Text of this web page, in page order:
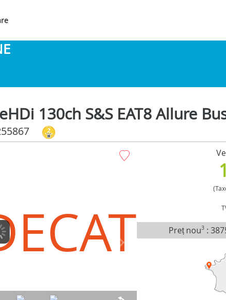
130ch S&S EAT8 Allure
Preț nou3 :